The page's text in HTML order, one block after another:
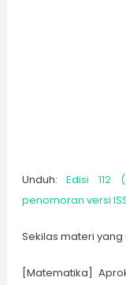
Unduh:Edisi 112
penomoran versi
Sekilas materi
[Matematika]